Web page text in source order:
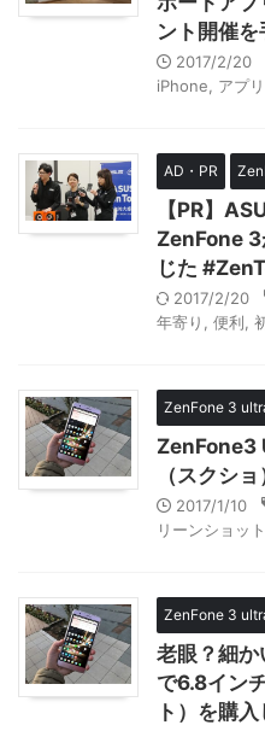
ント開催
2017/2/20
iPhone
アプリ
AD・PR
【PR】
ZenFone 3
じた
2017/2/20
年寄り
便利
ZenFone 3
ZenFone3
（スクシ
2017/1/10
リーンショット
ZenFone 3
老眼？細
で6.8イン
ト）を購